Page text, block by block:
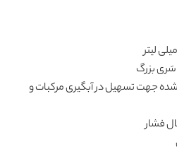
بزرگ
شده جهت تسهیل در آبگیری مرکبات و
فشار